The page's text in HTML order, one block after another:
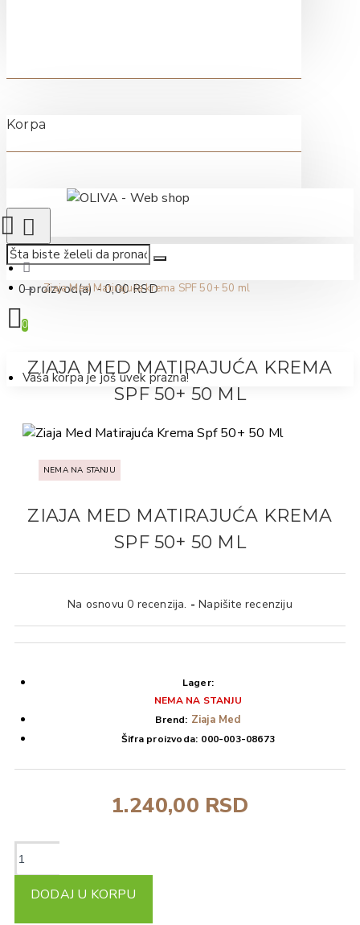
Korpa
0 proizvod(a) - 0,00 RSD
0
Vaša korpa je još uvek prazna!
Ziaja Med Matirajuća krema SPF 50+ 50 ml
ZIAJA MED MATIRAJUĆA KREMA
SPF 50+ 50 ML
NEMA NA STANJU
ZIAJA MED MATIRAJUĆA KREMA
SPF 50+ 50 ML
Na osnovu 0 recenzija. - Napišite recenziju
1.240,00 RSD
Lager:
NEMA NA STANJU
Brend: Ziaja Med
Šifra proizvoda: 000-003-08673
DODAJ U KORPU